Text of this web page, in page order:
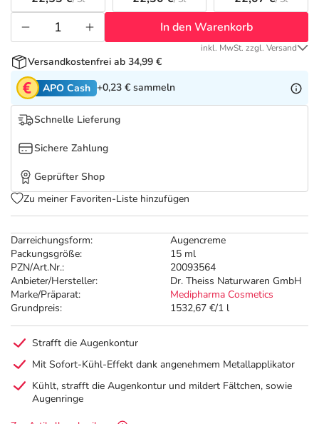
Tierapotheke
Vitamine & Mineralstoffe
Marken
Salus Deals
Darreichungsform:
Augencreme
Packungsgröße:
15 ml
PZN/Art.Nr.:
20093564
Anbieter/Hersteller:
Dr. Theiss Naturwaren GmbH
Marke/Präparat:
Medipharma Cosmetics
Grundpreis:
1532,67 €/1 l
In den Warenkorb
inkl. MwSt. zzgl. Versand
Versandkostenfrei ab 34,99 €
APO Cash +0,23 € sammeln
Schnelle Lieferung
Sichere Zahlung
Geprüfter Shop
Zu meiner Favoriten-Liste hinzufügen
Strafft die Augenkontur
Mit Sofort-Kühl-Effekt dank angenehmem Metallapplikator
Kühlt, strafft die Augenkontur und mildert Fältchen, sowie
Augenringe